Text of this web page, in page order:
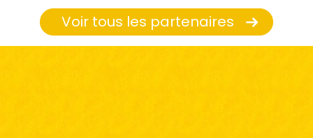
Voir tous les partenaires